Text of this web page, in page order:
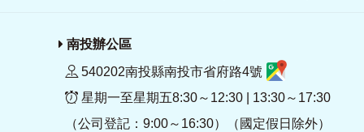
南投辦公區
540202南投縣南投市省府路4號
星期一至星期五8:30～12:30 | 13:30～17:30
（公司登記：9:00～16:30）（國定假日除外）